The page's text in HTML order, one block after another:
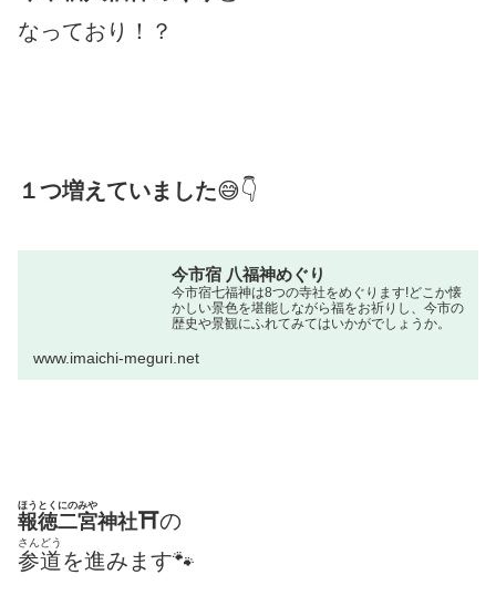
なっており！？
１つ増えていました😅👇
今市宿 八福神めぐり
今市宿七福神は8つの寺社をめぐります!どこか懐
かしい景色を堪能しながら福をお祈りし、今市の
歴史や景観にふれてみてはいかがでしょうか。
www.imaichi-meguri.net
報徳二宮
ほうとくにのみや
神社⛩の
参道
さんどう
を進みます🐾